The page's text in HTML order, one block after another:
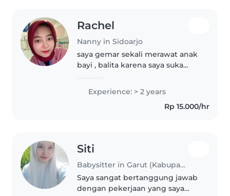
Rachel
Nanny in Sidoarjo
saya gemar sekali merawat anak
bayi , balita karena saya suka
sekali bermain dan berkreasi
dengan anak kecil
Experience: > 2 years
Rp 15.000/hr
Siti
Babysitter in Garut (Kabupaten Garut)
Saya sangat bertanggung jawab
dengan pekerjaan yang saya